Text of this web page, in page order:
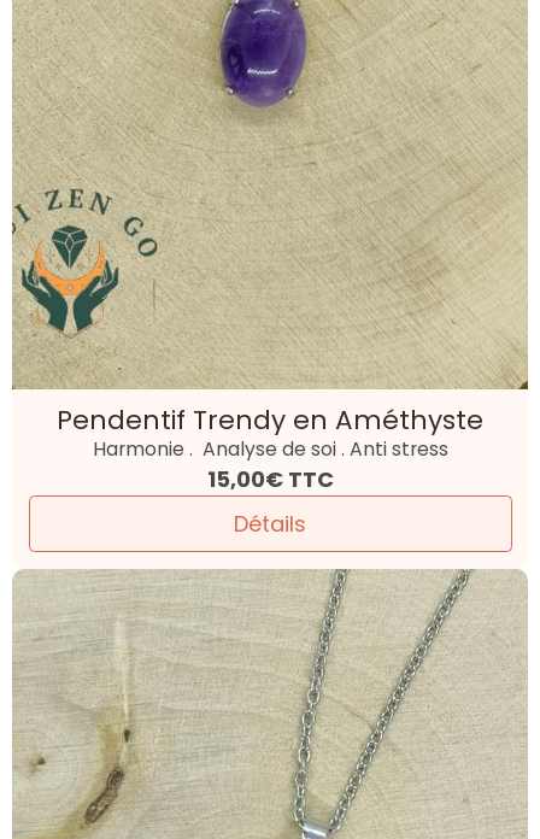
Pendentif Trendy en Améthyste
Harmonie . Analyse de soi . Anti stress
15,00€ TTC
Détails